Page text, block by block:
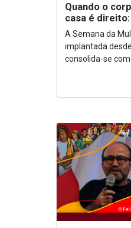
Quando o
casa é
mulheres - 24
mulher na
A Semana da
implantada
consolida-se